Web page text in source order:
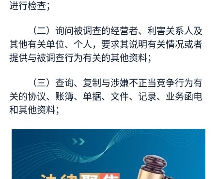
进行检查；
（二）询问被调查的经营者、利害关系人及
其他有关单位、个人，要求其说明有关情况或者
提供与被调查行为有关的其他资料；
（三）查询、复制与涉嫌不正当竞争行为有
关的协议、账簿、单据、文件、记录、业务函电
和其他资料；